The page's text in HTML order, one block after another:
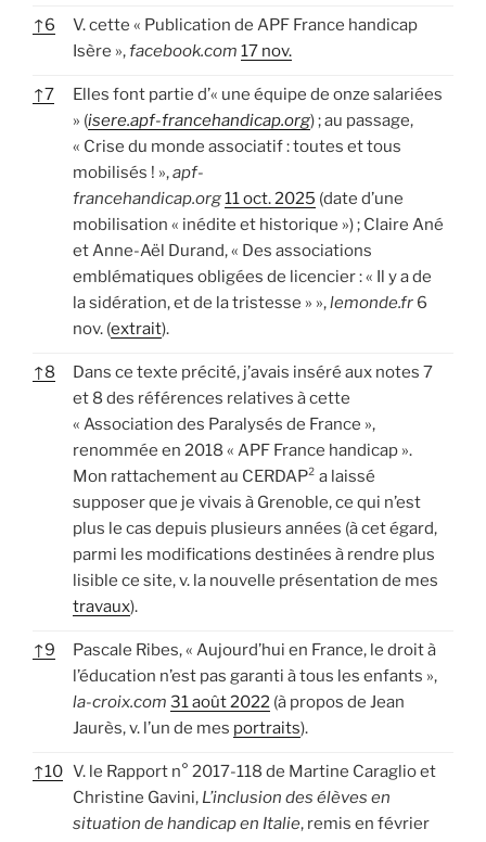
↑6
V. cette « Publication de APF France handicap
Isère »,facebook.com 17 nov.
↑7
Elles font partie d’« une équipe de onze salariées
» (isere.apf-francehandicap.org) ; au passage,
« Crise du monde associatif : toutes et tous
mobilisés ! »,apf-
francehandicap.org11 oct. 2025 (date d’une
mobilisation « inédite et historique ») ; Claire Ané
et Anne-Aël Durand, « Des associations
emblématiques obligées de licencier : « Il y a de
la sidération, et de la tristesse » »,lemonde.fr 6
nov. (extrait).
↑8
Dans ce texte précité, j’avais inséré aux notes 7
et 8 des références relatives à cette
« Association des Paralysés de France »,
renommée en 2018 « APF France handicap ».
Mon rattachement au CERDAP² a laissé
supposer que je vivais à Grenoble, ce qui n’est
plus le cas depuis plusieurs années (à cet égard,
parmi les modifications destinées à rendre plus
lisible ce site, v. la nouvelle présentation de mes
travaux).
↑9
Pascale Ribes, « Aujourd’hui en France, le droit à
l’éducation n’est pas garanti à tous les enfants »,
la-croix.com 31 août 2022 (à propos de Jean
Jaurès, v. l’un de mes portraits).
↑10 V. le Rapport n° 2017-118 de Martine Caraglio et
Christine Gavini, L’inclusion des élèves en
situation de handicap en Italie, remis en février